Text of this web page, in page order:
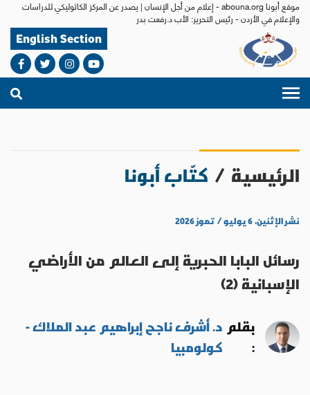
موقع أبونا abouna.org - إعلام من أجل الإنسان | يصدر عن المركز الكاثوليكي للدراسات
والإعلام في الأردن - رئيس التحرير: الأب د.رفعت بدر
English Section
الرئيسية / كتّاب أبونا
نشر الإثنين، ٦ يوليو / تموز ٢٠٢٦
رسائل البابا الحبرية إلى العالم من الأراضي
الإسبانية (2)
بقلم
:
د. أشرف ناجح إبراهيم عبد الملاك -
كولومبيا